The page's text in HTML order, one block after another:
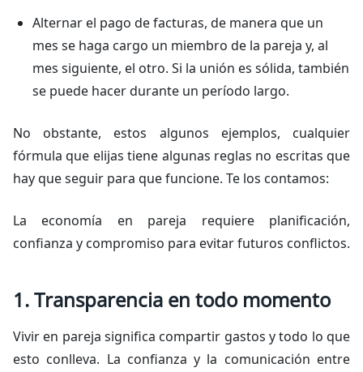
Alternar el pago de facturas, de manera que un
mes se haga cargo un miembro de la pareja y, al
mes siguiente, el otro. Si la unión es sólida, también
se puede hacer durante un período largo.
No obstante, estos algunos ejemplos, cualquier
fórmula que elijas tiene algunas reglas no escritas que
hay que seguir para que funcione. Te los contamos:
La economía en pareja requiere planificación,
confianza y compromiso para evitar futuros conflictos.
1. Transparencia en todo momento
Vivir en pareja significa compartir gastos y todo lo que
esto conlleva. La confianza y la comunicación entre